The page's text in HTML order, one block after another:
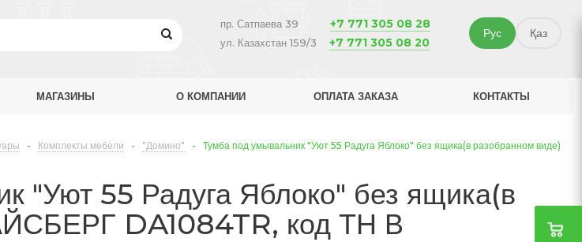
пр. Сатпаева 39 +7 771 305 08 28
ул. Казахстан 159/3 +7 771 305 08 20
Рус Қаз
МАГАЗИНЫ О КОМПАНИИ ОПЛАТА ЗАКАЗА КОНТАКТЫ
- Комплекты мебели - "Домино" -
Тумба под умывальник "Уют 55 Радуга Яблоко" без ящика(в разобранном виде)
"Уют 55 Радуга Яблоко" без ящика(в
DA1084TR, код ТН В